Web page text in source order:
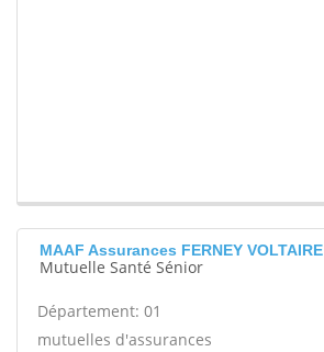
MAAF Assurances FERNEY VOLTAIRE
Mutuelle Santé Sénior
Département: 01
mutuelles d'assurances